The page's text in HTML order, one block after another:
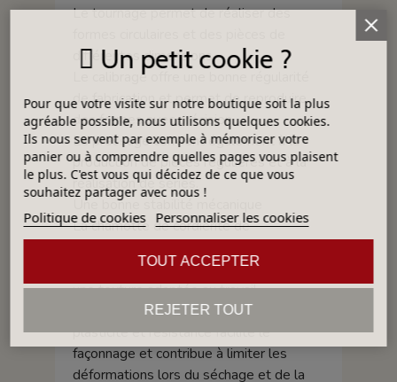
Le tournage permet de réaliser des
différentes dimensions.
Le calibrage offre une bonne régularité
de fabrication et permet de reproduire
des formes avec précision.
Le pressage convient également à la
production de pièces régulières et à la
réalisation de séries.
Une bonne stabilité mécanique
La chamotte de cordiérite de
structure de la pâte tout en conservant
une texture adaptée au travail.
Cette combinaison entre finesse,
plasticité et résistance facilite le
façonnage et contribue à limiter les
déformations lors du séchage et de la
Un petit cookie ?
Pour que votre visite sur notre boutique soit la plus
agréable possible, nous utilisons quelques cookies.
Ils nous servent par exemple à mémoriser votre
panier ou à comprendre quelles pages vous plaisent
le plus. C'est vous qui décidez de ce que vous
souhaitez partager avec nous !
Politique de cookies Personnaliser les cookies
REJETER TOUT
TOUT ACCEPTER